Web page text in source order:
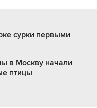
сурки первыми
в Москву начали
птицы